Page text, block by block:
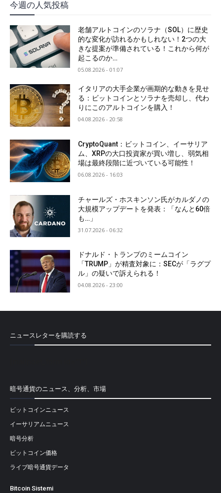
今週の人気投稿
老舗アルトコインのソラナ（SOL）に歴史
的な変化が訪れるかもしれない！2つの大
きな提案が準備されている！これから何が
起こるのか…
05.08.2026 - 01:07
イタリアの大手企業が画期的な動きを見せ
る：ビットコインとソラナを売却し、代わ
りにこのアルトコインを購入！
04.08.2026 - 20:58
CryptoQuant：ビットコイン、イーサリア
ム、XRPの大口投資家が買い増し、弱気相
場は最終段階に近づいている可能性！
06.08.2026 - 16:03
チャールズ・ホスキンソン氏がカルダノの
大規模アップデートを発表：「なんと60倍
も…」
31.07.2026 - 06:32
ドナルド・トランプのミームコイン
「TRUMP」が精査対象に：SECが「ラグプ
ル」の疑いで訴えられる！
04.08.2026 - 23:00
ニュースレターを購読する
暗号通貨のニュース、分析、市場
ビットコインニュース
イーサリアムニュース
暗号分析
ビットコイン価格
ライブ暗号通貨データ
Bitcoin Sistemi